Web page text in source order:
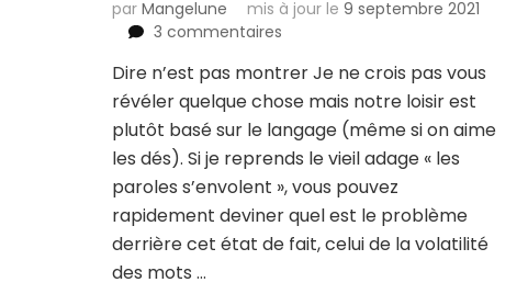
par Mangelune mis à jour le 9 septembre 2021
3 commentaires
une
grammaire
du
jeu
de
rôle
5
:
Dire n’est pas montrer Je ne crois pas vous
révéler quelque chose mais notre loisir est
plutôt basé sur le langage (même si on aime
les dés). Si je reprends le vieil adage « les
paroles s’envolent », vous pouvez
rapidement deviner quel est le problème
derrière cet état de fait, celui de la volatilité
des mots …